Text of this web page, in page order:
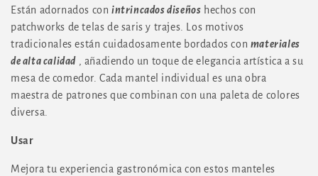
c
c
i
ó
n
:
Están adornados con intrincados diseños hechos con
patchworks de telas de saris y trajes. Los motivos
tradicionales están cuidadosamente bordados con materiales
de alta calidad , añadiendo un toque de elegancia artística a su
mesa de comedor. Cada mantel individual es una obra
maestra de patrones que combinan con una paleta de colores
diversa.
Usar
Mejora tu experiencia gastronómica con estos manteles